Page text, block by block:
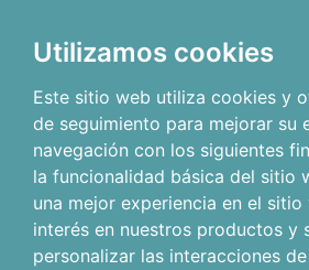
Utilizamos cookies
Este sitio web utiliza cookies y
de seguimiento para mejorar su
navegación con los siguientes
la funcionalidad básica del sitio
una mejor experiencia en el sitio
interés en nuestros productos y
personalizar las interacciones